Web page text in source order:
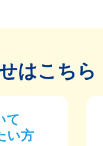
はこちら
て
い方